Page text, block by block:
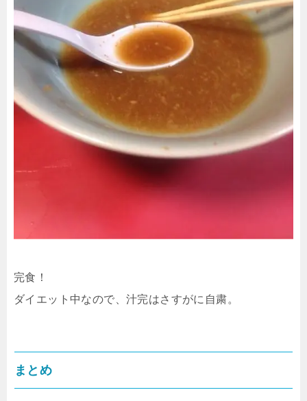
完食！
ダイエット中なので、汁完はさすがに自粛。
まとめ